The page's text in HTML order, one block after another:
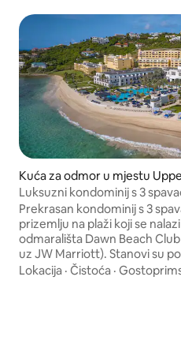
Kuća za odmor u mjestu
Quarter
Luksuzni kondominij s 3
prednja strana plaže u
Prekrasan kondominij s 3
prizemlju na plaži koji se
odmarališta Dawn Beach
uz JW Marriott). Stanovi su
renovirani - sav namještaj/
Lokacija · Čistoća ·